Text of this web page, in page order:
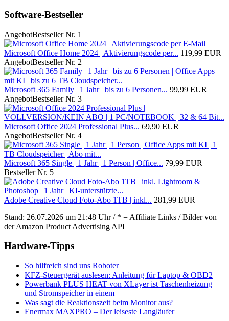
Software-Bestseller
AngebotBestseller Nr. 1
Microsoft Office Home 2024 | Aktivierungscode per... 119,99 EUR
AngebotBestseller Nr. 2
Microsoft 365 Family | 1 Jahr | bis zu 6 Personen... 99,99 EUR
AngebotBestseller Nr. 3
Microsoft Office 2024 Professional Plus... 69,90 EUR
AngebotBestseller Nr. 4
Microsoft 365 Single | 1 Jahr | 1 Person | Office... 79,99 EUR
Bestseller Nr. 5
Adobe Creative Cloud Foto-Abo 1TB | inkl... 281,99 EUR
Stand: 26.07.2026 um 21:48 Uhr / * = Affiliate Links / Bilder von
der Amazon Product Advertising API
Hardware-Tipps
So hilfreich sind uns Roboter
KFZ-Steuergerät auslesen: Anleitung für Laptop & OBD2
Powerbank PLUS HEAT von XLayer ist Taschenheizung
und Stromspeicher in einem
Was sagt die Reaktionszeit beim Monitor aus?
Enermax MAXPRO – Der leiseste Langläufer